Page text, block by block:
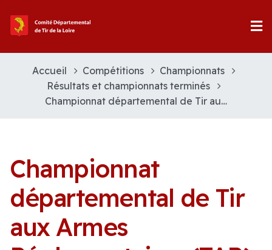
Accueil Compétitions
Championnats
Résultats et championnats terminés
Championnat départemental de Tir aux Armes Réglementaires (TAR) de la Loire
Championnat
départemental de Tir
aux Armes